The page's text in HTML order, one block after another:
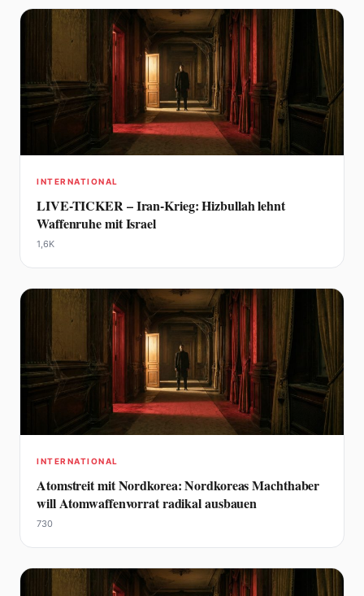
INTERNATIONAL
LIVE-TICKER – Iran-Krieg: Hizbullah lehnt
Waffenruhe mit Israel
1,6K
INTERNATIONAL
Atomstreit mit Nordkorea: Nordkoreas Machthaber
will Atomwaffenvorrat radikal ausbauen
730